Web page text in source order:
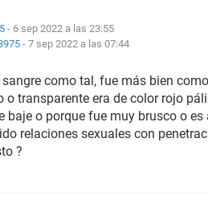
- 6 sep 2022 a las 23:55
- 7 sep 2022 a las 07:44
como tal, fue más bien
o transparente era de color rojo
baje o porque fue muy brusco o
relaciones sexuales con
?